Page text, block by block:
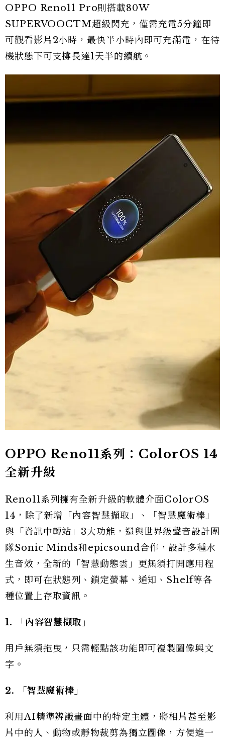
OPPO Reno11 Pro則搭載80W
SUPERVOOCTM超級閃充，僅需充電5分鐘即
可觀看影片2小時，最快半小時內即可充滿電，在待
機狀態下可支撐長達1天半的續航。
OPPO Reno11系列：ColorOS 14
全新升級
Reno11系列擁有全新升級的軟體介面ColorOS
14，除了新增「內容智慧擷取」、「智慧魔術棒」
與「資訊中轉站」3大功能，還與世界級聲音設計團
隊Sonic Minds和epicsound合作，設計多種水
生音效，全新的「智慧動態雲」更無須打開應用程
式，即可在狀態列、鎖定螢幕、通知、Shelf等各
種位置上存取資訊。
1. 「內容智慧擷取」
用戶無須拖曳，只需輕點該功能即可複製圖像與文
字。
2. 「智慧魔術棒」
利用AI精準辨識畫面中的特定主體，將相片甚至影
片中的人、動物或靜物裁剪為獨立圖像，方便進一